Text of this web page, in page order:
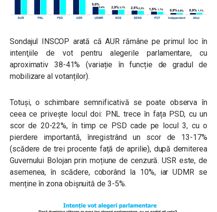
Sondajul INSCOP arată că AUR rămâne pe primul loc în
intenţiile de vot pentru alegerile parlamentare, cu
aproximativ 38-41% (variație în funcție de gradul de
mobilizare al votanților).
Totuși, o schimbare semnificativă se poate observa în
ceea ce privește locul doi: PNL trece în fața PSD, cu un
scor de 20-22%, în timp ce PSD cade pe locul 3, cu o
pierdere importantă, înregistrând un scor de 13-17%
(scădere de trei procente față de aprilie), după demiterea
Guvernului Bolojan prin moțiune de cenzură. USR este, de
asemenea, în scădere, coborând la 10%, iar UDMR se
menține în zona obișnuită de 3-5%.